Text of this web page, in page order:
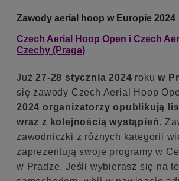
Zawody aerial hoop w Europie 2024
Czech Aerial Hoop Open i Czech
Czechy (Praga)
Już27-28 stycznia 2024 roku w
się zawody Czech Aerial Hoop
2024 organizatorzy opublikują
wraz z kolejnością wystąpień.
zawodniczki z różnych kategorii
zaprezentują swoje programy w
w Pradze. Jeśli wybierasz się na